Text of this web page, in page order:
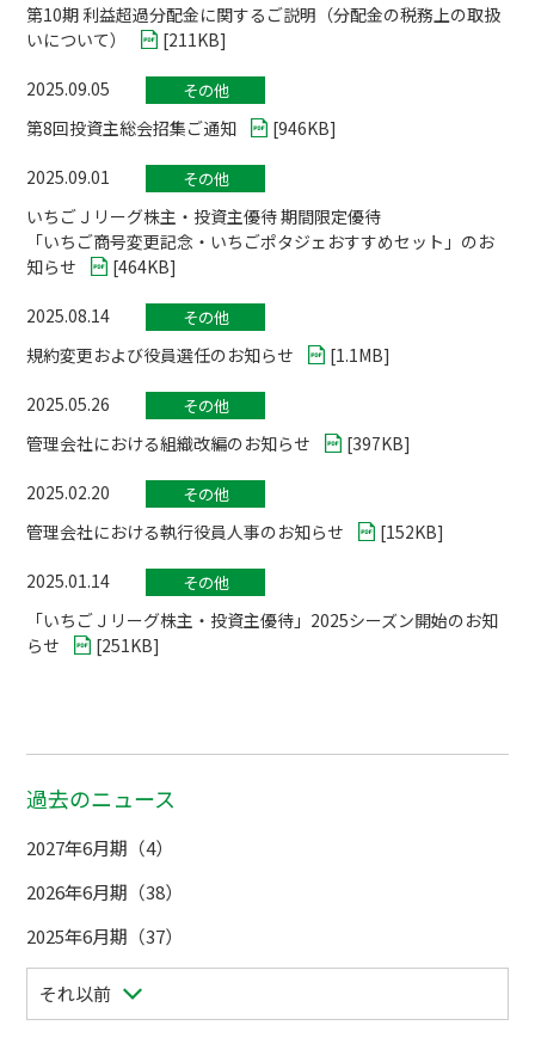
第10期 利益超過分配金に関するご説明（分配金の税務上の取扱
いについて）
[211KB]
2025.09.05 その他
第8回投資主総会招集ご通知 [946KB]
2025.09.01 その他
いちごＪリーグ株主・投資主優待 期間限定優待
「いちご商号変更記念・いちごポタジェおすすめセット」のお
知らせ
[464KB]
2025.08.14 その他
規約変更および役員選任のお知らせ [1.1MB]
2025.05.26 その他
管理会社における組織改編のお知らせ [397KB]
2025.02.20 その他
管理会社における執行役員人事のお知らせ [152KB]
2025.01.14 その他
「いちごＪリーグ株主・投資主優待」2025シーズン開始のお知
らせ
[251KB]
過去のニュース
2027年6月期（4）
2026年6月期（38）
2025年6月期（37）
それ以前